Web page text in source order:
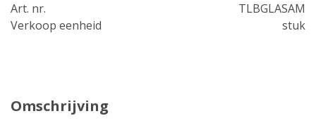
Art. nr.
TLBGLASAM
Verkoop eenheid
stuk
Omschrijving